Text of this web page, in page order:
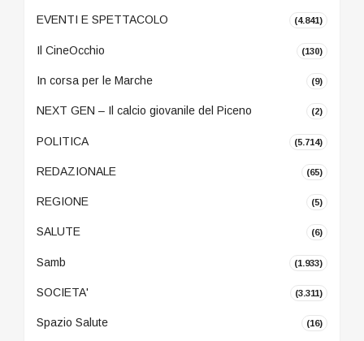
EVENTI E SPETTACOLO (4.841)
Il CineOcchio (130)
In corsa per le Marche (9)
NEXT GEN – Il calcio giovanile del Piceno (2)
POLITICA (5.714)
REDAZIONALE (65)
REGIONE (5)
SALUTE (6)
Samb (1.933)
SOCIETA' (3.311)
Spazio Salute (16)